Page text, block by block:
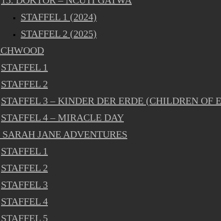
STAFFEL 1 (2024)
STAFFEL 2 (2025)
STAFFEL 1
STAFFEL 2
STAFFEL 3 – KINDER DER ERDE (CHILDREN OF
STAFFEL 4 – MIRACLE DAY
SARAH JANE ADVENTURES
STAFFEL 1
STAFFEL 2
STAFFEL 3
STAFFEL 4
STAFFEL 5